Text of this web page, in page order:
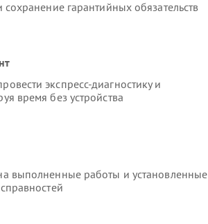
гарантийных обязательств
экспресс-диагностику и
время без устройства
выполненные работы и установленные